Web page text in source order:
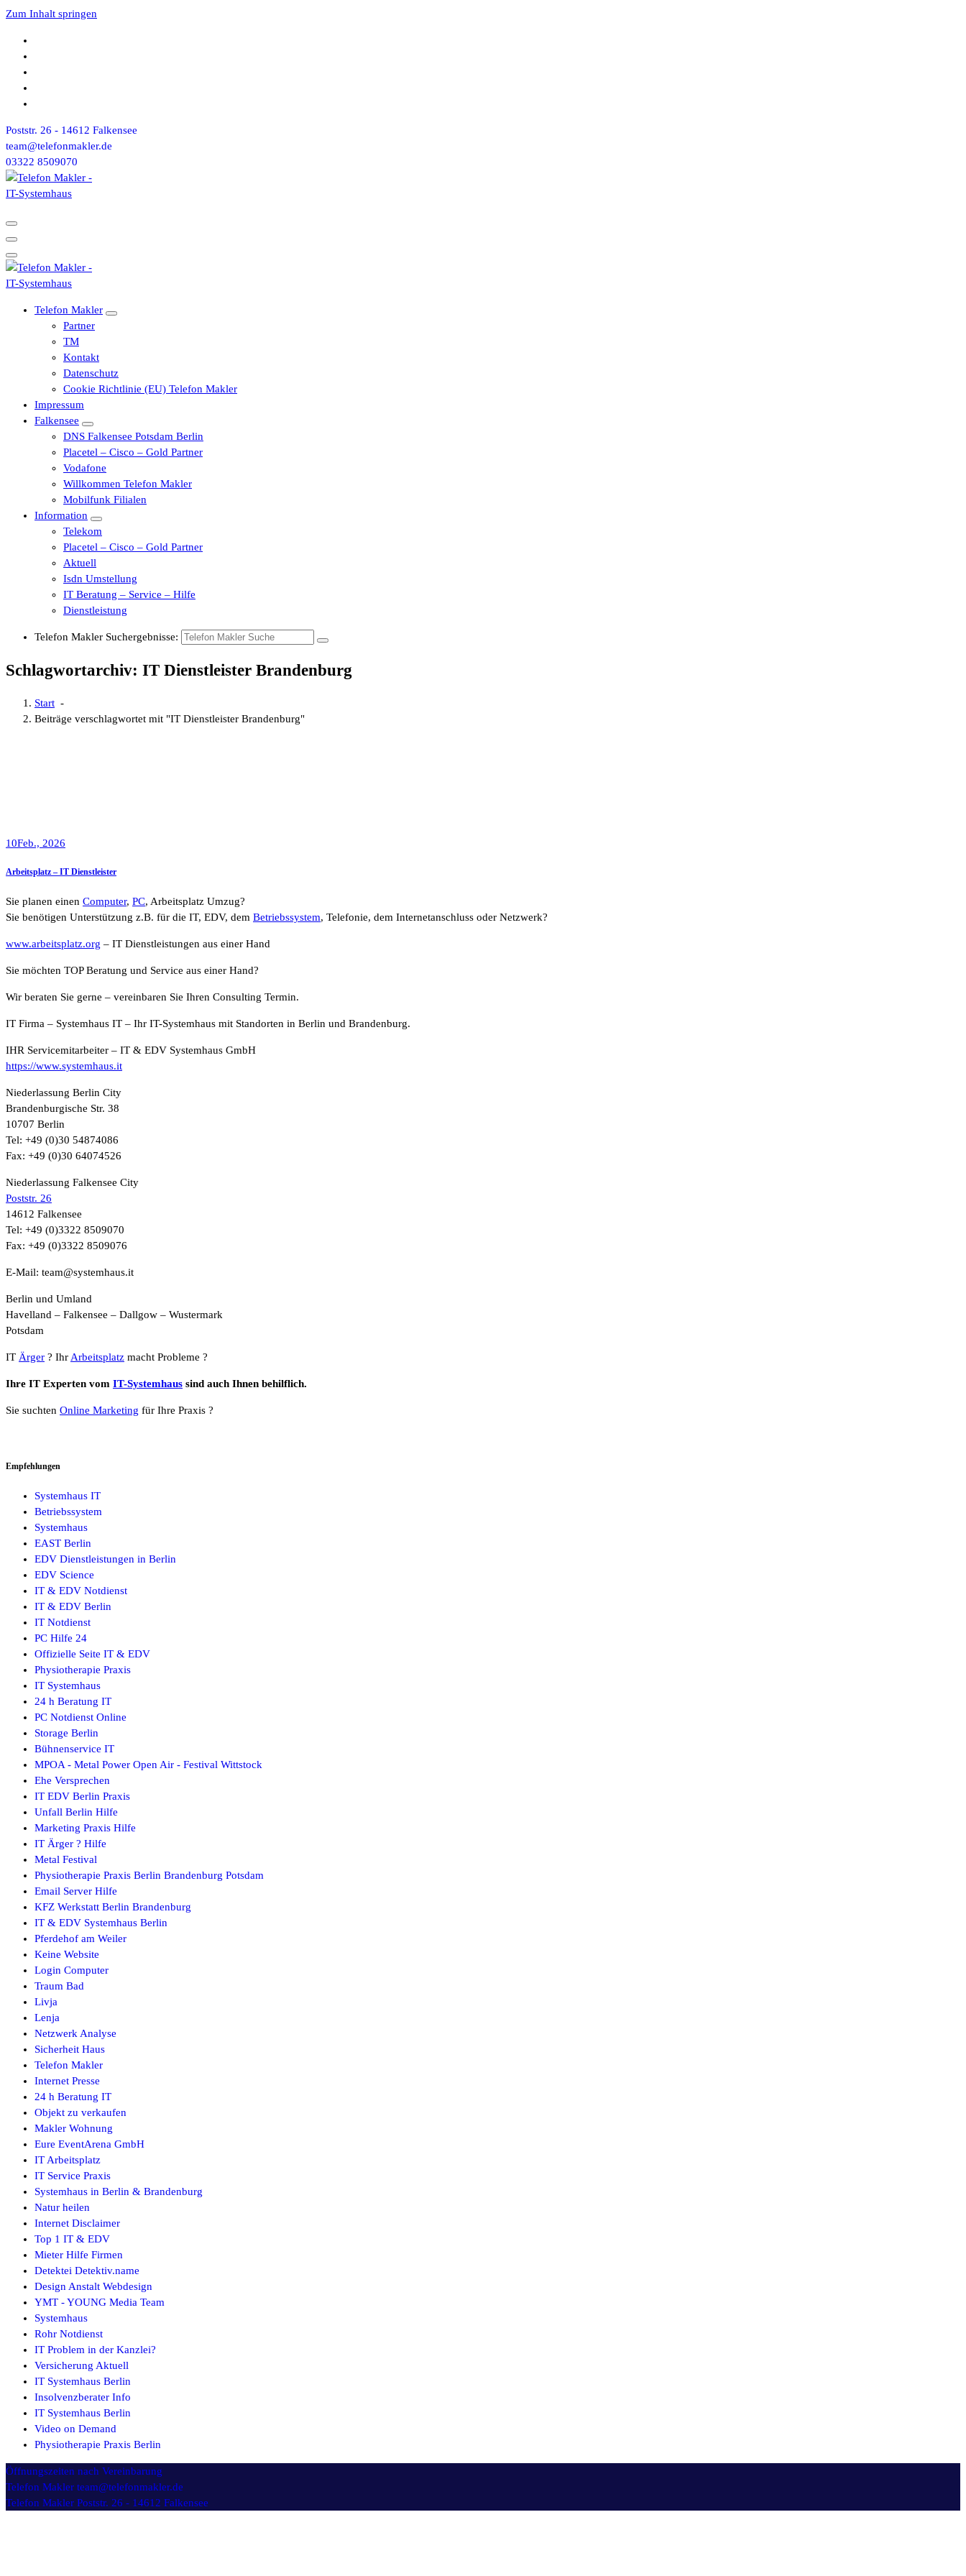
Zum Inhalt springen
Poststr. 26 - 14612 Falkensee
team@telefonmakler.de
03322 8509070
Telefon Makler
Partner
TM
Kontakt
Datenschutz
Cookie Richtlinie (EU) Telefon Makler
Impressum
Falkensee
DNS Falkensee Potsdam Berlin
Placetel – Cisco – Gold Partner
Vodafone
Willkommen Telefon Makler
Mobilfunk Filialen
Information
Telekom
Placetel – Cisco – Gold Partner
Aktuell
Isdn Umstellung
IT Beratung – Service – Hilfe
Dienstleistung
Telefon Makler Suchergebnisse:
Schlagwortarchiv: IT Dienstleister Brandenburg
Start -
Beiträge verschlagwortet mit "IT Dienstleister Brandenburg"
10Feb., 2026
Arbeitsplatz – IT Dienstleister
Sie planen einen Computer, PC, Arbeitsplatz Umzug?
Sie benötigen Unterstützung z.B. für die IT, EDV, dem Betriebssystem, Telefonie, dem Internetanschluss oder Netzwerk?
www.arbeitsplatz.org – IT Dienstleistungen aus einer Hand
Sie möchten TOP Beratung und Service aus einer Hand?
Wir beraten Sie gerne – vereinbaren Sie Ihren Consulting Termin.
IT Firma – Systemhaus IT – Ihr IT-Systemhaus mit Standorten in Berlin und Brandenburg.
IHR Servicemitarbeiter – IT & EDV Systemhaus GmbH
https://www.systemhaus.it
Niederlassung Berlin City
Brandenburgische Str. 38
10707 Berlin
Tel: +49 (0)30 54874086
Fax: +49 (0)30 64074526
Niederlassung Falkensee City
Poststr. 26
14612 Falkensee
Tel: +49 (0)3322 8509070
Fax: +49 (0)3322 8509076
E-Mail: team@systemhaus.it
Berlin und Umland
Havelland – Falkensee – Dallgow – Wustermark
Potsdam
IT Ärger ? IhrArbeitsplatz macht Probleme ?
Ihre IT Experten vom IT-Systemhaus sind auch Ihnen behilflich.
Sie suchten Online Marketing für Ihre Praxis ?
Empfehlungen
Systemhaus IT
Betriebssystem
Systemhaus
EAST Berlin
EDV Dienstleistungen in Berlin
EDV Science
IT & EDV Notdienst
IT & EDV Berlin
IT Notdienst
PC Hilfe 24
Offizielle Seite IT & EDV
Physiotherapie Praxis
IT Systemhaus
24 h Beratung IT
PC Notdienst Online
Storage Berlin
Bühnenservice IT
MPOA - Metal Power Open Air - Festival Wittstock
Ehe Versprechen
IT EDV Berlin Praxis
Unfall Berlin Hilfe
Marketing Praxis Hilfe
IT Ärger ? Hilfe
Metal Festival
Physiotherapie Praxis Berlin Brandenburg Potsdam
Email Server Hilfe
KFZ Werkstatt Berlin Brandenburg
IT & EDV Systemhaus Berlin
Pferdehof am Weiler
Keine Website
Login Computer
Traum Bad
Livja
Lenja
Netzwerk Analyse
Sicherheit Haus
Telefon Makler
Internet Presse
24 h Beratung IT
Objekt zu verkaufen
Makler Wohnung
Eure EventArena GmbH
IT Arbeitsplatz
IT Service Praxis
Systemhaus in Berlin & Brandenburg
Natur heilen
Internet Disclaimer
Top 1 IT & EDV
Mieter Hilfe Firmen
Detektei Detektiv.name
Design Anstalt Webdesign
YMT - YOUNG Media Team
Systemhaus
Rohr Notdienst
IT Problem in der Kanzlei?
Versicherung Aktuell
IT Systemhaus Berlin
Insolvenzberater Info
IT Systemhaus Berlin
Video on Demand
Physiotherapie Praxis Berlin
Öffnungszeiten nach Vereinbarung
Telefon Makler team@telefonmakler.de
Telefon Makler Poststr. 26 - 14612 Falkensee